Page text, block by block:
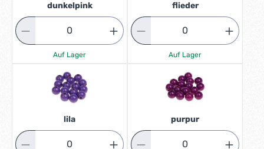
dunkelpink
Auf Lager
flieder
Auf Lager
lila purpur